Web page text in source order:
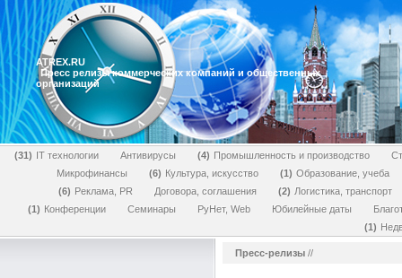
ATREX.RU
Пресс релизы коммерческих компаний и общественных
организаций
31 IT технологии Антивирусы 4 Промышленность и производство
Микрофинансы
6 Культура, искусство 1
Образование, учеба
6
Реклама, PR Договора, соглашения 2
Логистика, транспорт
1
Конференции Семинары РуНет, Web Юбилейные даты
1
Пресс-релизы //